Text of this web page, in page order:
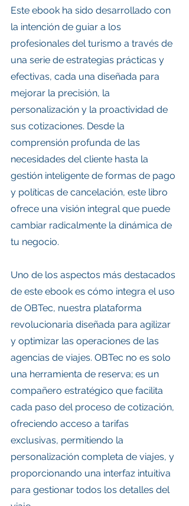
Este ebook ha sido desarrollado con
la intención de guiar a los
profesionales del turismo a través de
una serie de estrategias prácticas y
efectivas, cada una diseñada para
mejorar la precisión, la
personalización y la proactividad de
sus cotizaciones. Desde la
comprensión profunda de las
necesidades del cliente hasta la
gestión inteligente de formas de pago
y políticas de cancelación, este libro
ofrece una visión integral que puede
cambiar radicalmente la dinámica de
tu negocio.
Uno de los aspectos más destacados
de este ebook es cómo integra el uso
de OBTec, nuestra plataforma
revolucionaria diseñada para agilizar
y optimizar las operaciones de las
agencias de viajes. OBTec no es solo
una herramienta de reserva; es un
compañero estratégico que facilita
cada paso del proceso de cotización,
ofreciendo acceso a tarifas
exclusivas, permitiendo la
personalización completa de viajes, y
proporcionando una interfaz intuitiva
para gestionar todos los detalles del